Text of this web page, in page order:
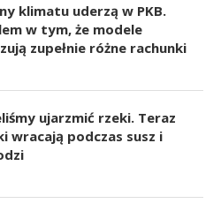
klimatu uderzą w PKB.
w tym, że modele
zupełnie różne rachunki
ujarzmić rzeki. Teraz
wracają podczas susz i